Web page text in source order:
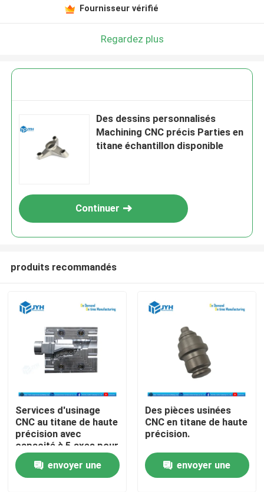
Maison
Services
Fournisseur vérifié
Regardez plus
Des dessins personnalisés
Machining CNC précis Parties en
titane échantillon disponible
Continuer
produits recommandés
Services d'usinage
CNC au titane de haute
précision avec
capacité à 5 axes pour
pièces résistantes à la
corrosionenvoyer une
Des pièces usinées
CNC en titane de haute
précision.
envoyer une